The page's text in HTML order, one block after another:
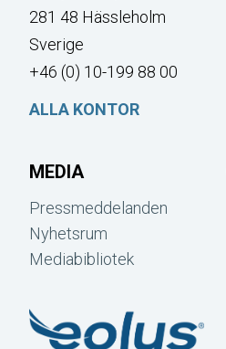
281 48 Hässleholm
Sverige
+46 (0) 10-199 88 00
ALLA KONTOR
MEDIA
Pressmeddelanden
Nyhetsrum
Mediabibliotek